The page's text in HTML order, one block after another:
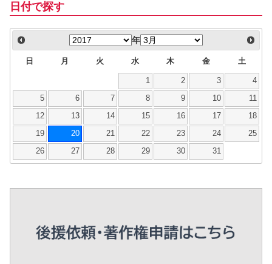
日付で探す
年
日 月 火 水 木 金 土
1 2 3 4
5 6 7 8 9 10 11
12 13 14 15 16 17 18
19 20 21 22 23 24 25
26 27 28 29 30 31